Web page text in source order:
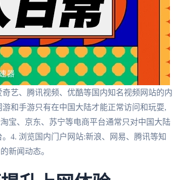
艺、腾讯视频、优酷等国内知名视频网站的内
和手游只有在中国大陆才能正常访问和玩耍,
宝、京东、苏宁等电商平台通常只对中国大陆
4. 浏览国内门户网站:新浪、网易、腾讯等知
新闻动态。